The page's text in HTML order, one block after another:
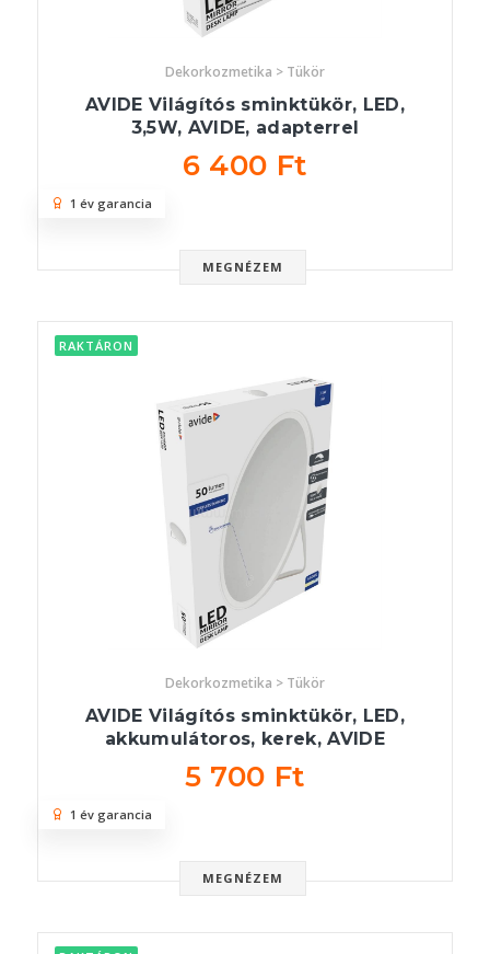
Dekorkozmetika > Tükör
AVIDE Világítós sminktükör, LED,
3,5W, AVIDE, adapterrel
6 400 Ft
MEGNÉZEM
1 év garancia
RAKTÁRON
Dekorkozmetika > Tükör
AVIDE Világítós sminktükör, LED,
akkumulátoros, kerek, AVIDE
5 700 Ft
MEGNÉZEM
1 év garancia